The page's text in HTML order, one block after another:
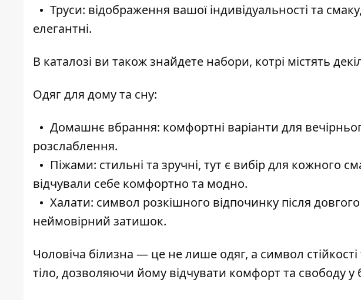
Труси: відображення вашої індивідуальності та
елегантні.
В каталозі ви також знайдете набори, котрі містять
Одяг для дому та сну:
Домашнє вбрання: комфортні варіанти для
розслаблення.
Піжами: стильні та зручні, тут є вибір для кожного
відчували себе комфортно та модно.
Халати: символ розкішного відпочинку після
неймовірний затишок.
Чоловіча білизна — це не лише одяг, а символ
тіло, дозволяючи йому відчувати комфорт та свободу у